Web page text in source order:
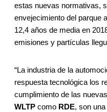
estas nuevas normativas,
envejecimiento del parque
12,4 años de media en
emisiones y partículas
“La industria de la
respuesta tecnológica los
cumplimiento de las
WLTPcomo RDE, son una